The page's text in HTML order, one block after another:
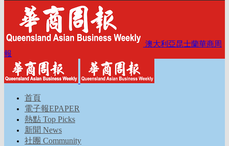
澳大利亞昆士蘭華商周
報
首頁
電子報EPAPER
熱點 Top Picks
新聞 News
社團 Community